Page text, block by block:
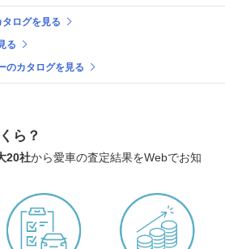
ログを見る
る
のカタログを見る
ら？
20社から愛車の査定結果をWebでお知